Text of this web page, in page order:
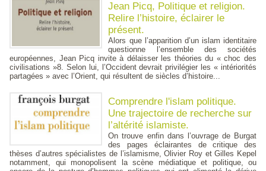
Jean Picq, Politique et religion.
Relire l’histoire, éclairer le
présent.
Alors que l’apparition d’un islam identitaire
questionne l’ensemble des sociétés
européennes, Jean Picq invite à délaisser les théories du « choc des
civilisations »8. Selon lui, l’Occident devrait privilégier les « intériorités
partagées » avec l’Orient, qui résultent de siècles d’histoire...
Comprendre l'islam politique.
Une trajectoire de recherche sur
l’altérité islamiste.
On trouve enfin dans l’ouvrage de Burgat
des pages éclairantes de critique des
thèses d’autres spécialistes de l’islamisme, Olivier Roy et Gilles Kepel
notamment, qui monopolisent la scène médiatique et politique, ou